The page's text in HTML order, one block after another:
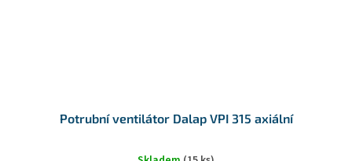
Potrubní ventilátor Dalap VPI 315 axiální